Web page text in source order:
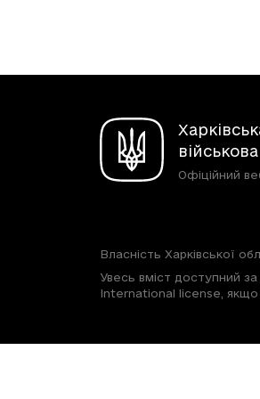
Офіційний
Власність Харківської
Увесь вміст доступний
International license, якщо